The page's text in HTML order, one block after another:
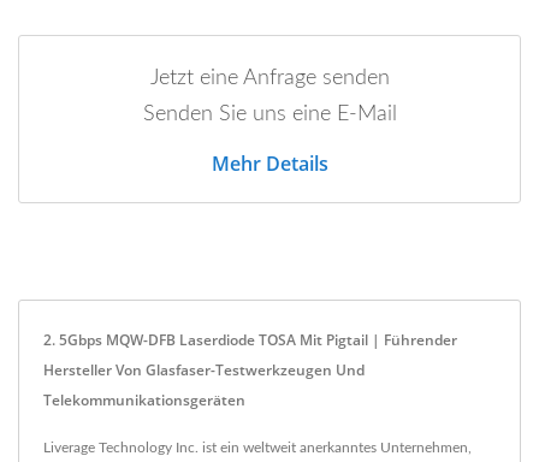
Jetzt eine Anfrage senden
Senden Sie uns eine E-Mail
Mehr Details
2. 5Gbps MQW-DFB Laserdiode TOSA Mit Pigtail | Führender
Hersteller Von Glasfaser-Testwerkzeugen Und
Telekommunikationsgeräten
Liverage Technology Inc. ist ein weltweit anerkanntes Unternehmen,